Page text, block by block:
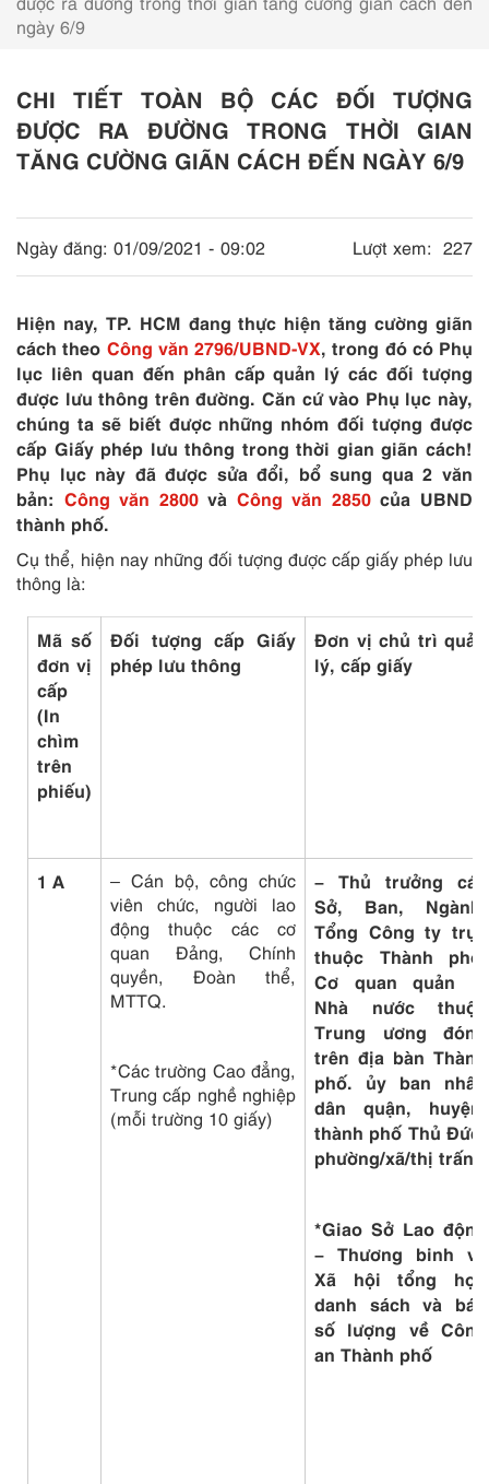
ngày 6/9
CHI TIẾT TOÀN BỘ CÁC ĐỐI TƯỢNG
ĐƯỢC RA ĐƯỜNG TRONG THỜI GIAN
TĂNG CƯỜNG GIÃN CÁCH ĐẾN NGÀY 6/9
Ngày đăng: 01/09/2021 - 09:02 Lượt xem: 227
Hiện nay, TP. HCM đang thực hiện tăng cường giãn
cách theo Công văn 2796/UBND-VX, trong đó có Phụ
lục liên quan đến phân cấp quản lý các đối tượng
được lưu thông trên đường. Căn cứ vào Phụ lục này,
chúng ta sẽ biết được những nhóm đối tượng được
cấp Giấy phép lưu thông trong thời gian giãn cách!
Phụ lục này đã được sửa đổi, bổ sung qua 2 văn
bản: Công văn 2800và Công văn 2850của UBND
thành phố.
Cụ thể, hiện nay những đối tượng được cấp giấy phép lưu
thông là:
Mã số
đơn vị
cấp
(In
chìm
trên
phiếu)
Đối tượng cấp Giấy
phép lưu thông
Đơn vị chủ trì quản
lý, cấp giấy
1 A
– Cán bộ, công chức
viên chức, người lao
động thuộc các cơ
quan Đảng, Chính
quyền, Đoàn thể,
MTTQ.
*Các trường Cao đẳng,
Trung cấp nghề nghiệp
(mỗi trường 10 giấy)
– Thủ trưởng các
Sở, Ban, Ngành,
Tổng Công ty trực
thuộc Thành phố,
Cơ quan quản lý
Nhà nước thuộc
Trung ương đóng
trên địa bàn Thành
phố. ủy ban nhân
dân quận, huyện,
thành phố Thủ Đức;
phường/xã/thị trấn
*Giao Sở Lao động
– Thương binh và
Xã hội tổng hợp
danh sách và báo
số lượng về Công
an Thành phố